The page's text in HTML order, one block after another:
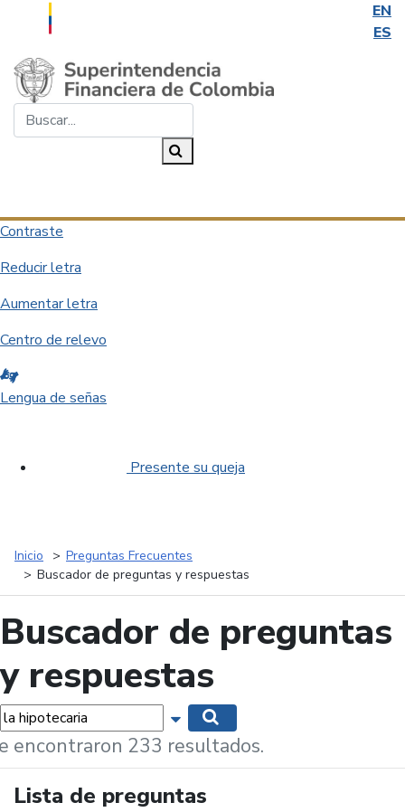
EN
ES
Saltar al contenido principal
Contraste
Reducir letra
Aumentar letra
Centro de relevo
Lengua de señas
Presente su queja
Inicio
Preguntas Frecuentes
Buscador de preguntas y respuestas
Buscador de preguntas
y respuestas
Mostrar opciones de búsqueda
encontraron 233 resultados.
Lista de preguntas